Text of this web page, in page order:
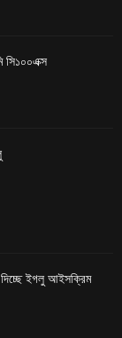
সি১০০এক্স
দিচ্ছে ইগলু আইসক্রিম